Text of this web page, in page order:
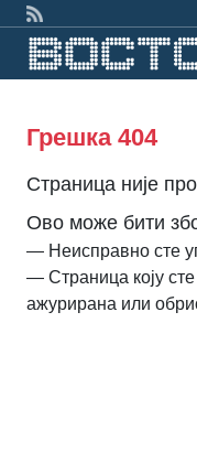
Грешка 404
Страница није
Ово може бити
— Неисправно сте
— Страница коју
ажурирана или